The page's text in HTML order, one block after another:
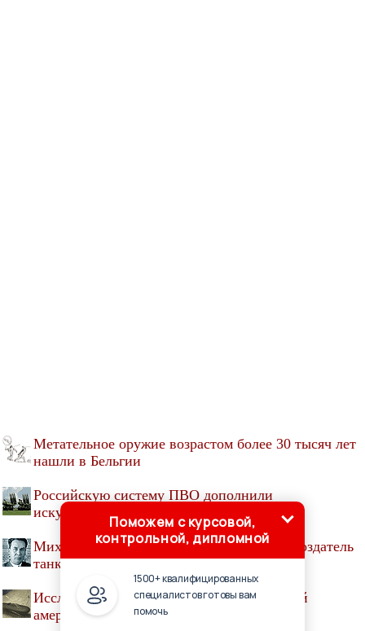
Метательное оружие возрастом более 30 тысяч лет
нашли в Бельгии
Российскую систему ПВО дополнили
искусственным интеллектом
Михаил Кошкин, инженер-конструктор, создатель
танка Т-34
Исследователь нашел описание необычной
американской атомной субмарины
Поможем с курсовой,
контрольной, дипломной
1500+ квалифицированных
специалистов готовы вам
помочь